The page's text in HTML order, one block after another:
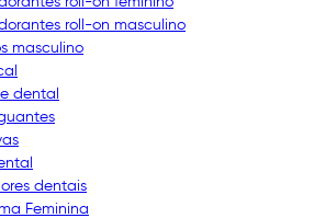
roll-on masculino
masculino
dental
dentais
Feminina